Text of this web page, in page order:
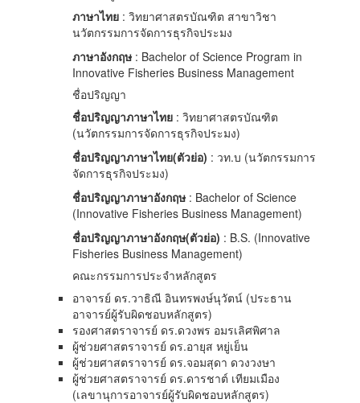
ภาษาไทย : วิทยาศาสตรบัณฑิต สาขาวิชา
นวัตกรรมการจัดการธุรกิจประมง
ภาษาอังกฤษ: Bachelor of Science Program in
Innovative Fisheries Business Management
ชื่อปริญญา
ชื่อปริญญาภาษาไทย : วิทยาศาสตรบัณฑิต
(นวัตกรรมการจัดการธุรกิจประมง)
ชื่อปริญญาภาษาไทย(ตัวย่อ) : วท.บ (นวัตกรรมการ
จัดการธุรกิจประมง)
ชื่อปริญญาภาษาอังกฤษ: Bachelor of Science
(Innovative Fisheries Business Management)
ชื่อปริญญาภาษาอังกฤษ(ตัวย่อ) : B.S. (Innovative
Fisheries Business Management)
คณะกรรมการประจำหลักสูตร
อาจารย์ ดร.วาธิณี อินทรพงษ์นุวัตน์ (ประธาน
อาจารย์ผู้รับผิดชอบหลักสูตร)
รองศาสตราจารย์ ดร.ดวงพร อมรเลิศพิศาล
ผู้ช่วยศาสตราจารย์ ดร.อายุส หยู่เย็น
ผู้ช่วยศาสตราจารย์ ดร.จอมสุดา ดวงวงษา
ผู้ช่วยศาสตราจารย์ ดร.ดารชาต์ เทียมเมือง
(เลขานุการอาจารย์ผู้รับผิดชอบหลักสูตร)